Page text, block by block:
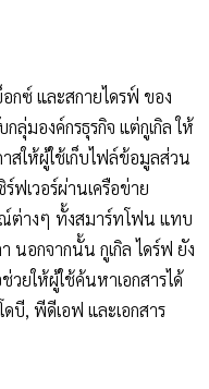
กซ์ และสกายไดรฟ์ ของ
ลุ่มองค์กรธุรกิจ แต่กูเกิล ให้
สให้ผู้ใช้เก็บไฟล์ข้อมูลส่วน
ฟเวอร์ผ่านเครือข่าย
ต่างๆ ทั้งสมาร์ทโฟน แทบ
นอกจากนั้น กูเกิล ไดร์ฟ ยัง
ยให้ผู้ใช้ค้นหาเอกสารได้
บี, พีดีเอฟ และเอกสาร